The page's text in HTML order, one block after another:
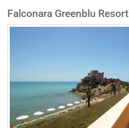
Falconara Greenblu Resort